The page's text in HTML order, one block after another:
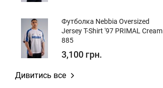
Футболка Nebbia Oversized
Jersey T-Shirt '97 PRIMAL Cream
885
3,100 грн.
Дивитись все